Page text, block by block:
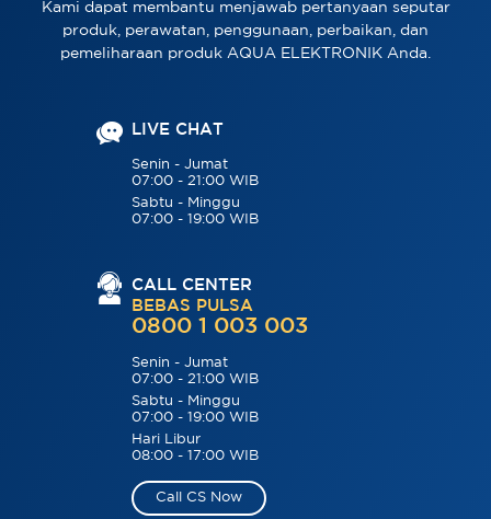
Kami dapat membantu menjawab pertanyaan seputar
produk, perawatan, penggunaan, perbaikan, dan
pemeliharaan produk AQUA ELEKTRONIK Anda.
LIVE CHAT
Senin - Jumat
07:00 - 21:00 WIB
Sabtu - Minggu
07:00 - 19:00 WIB
CALL CENTER
BEBAS PULSA
0800 1 003 003
Senin - Jumat
07:00 - 21:00 WIB
Sabtu - Minggu
07:00 - 19:00 WIB
Hari Libur
08:00 - 17:00 WIB
Call CS Now